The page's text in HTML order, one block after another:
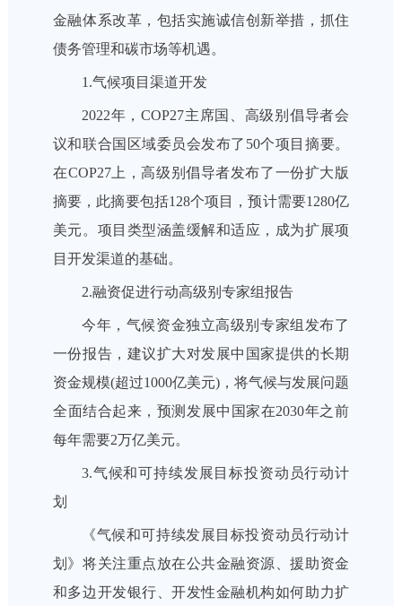
金融体系改革，包括实施诚信创新举措，抓住
债务管理和碳市场等机遇。
1.气候项目渠道开发
2022年，COP27主席国、高级别倡导者会
议和联合国区域委员会发布了50个项目摘要。
在COP27上，高级别倡导者发布了一份扩大版
摘要，此摘要包括128个项目，预计需要1280亿
美元。项目类型涵盖缓解和适应，成为扩展项
目开发渠道的基础。
2.融资促进行动高级别专家组报告
今年，气候资金独立高级别专家组发布了
一份报告，建议扩大对发展中国家提供的长期
资金规模(超过1000亿美元)，将气候与发展问题
全面结合起来，预测发展中国家在2030年之前
每年需要2万亿美元。
3.气候和可持续发展目标投资动员行动计
划
《气候和可持续发展目标投资动员行动计
划》将关注重点放在公共金融资源、援助资金
和多边开发银行、开发性金融机构如何助力扩